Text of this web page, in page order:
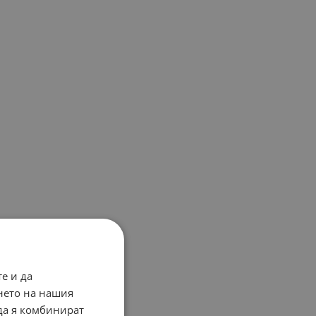
и да
на нашия
я комбинират